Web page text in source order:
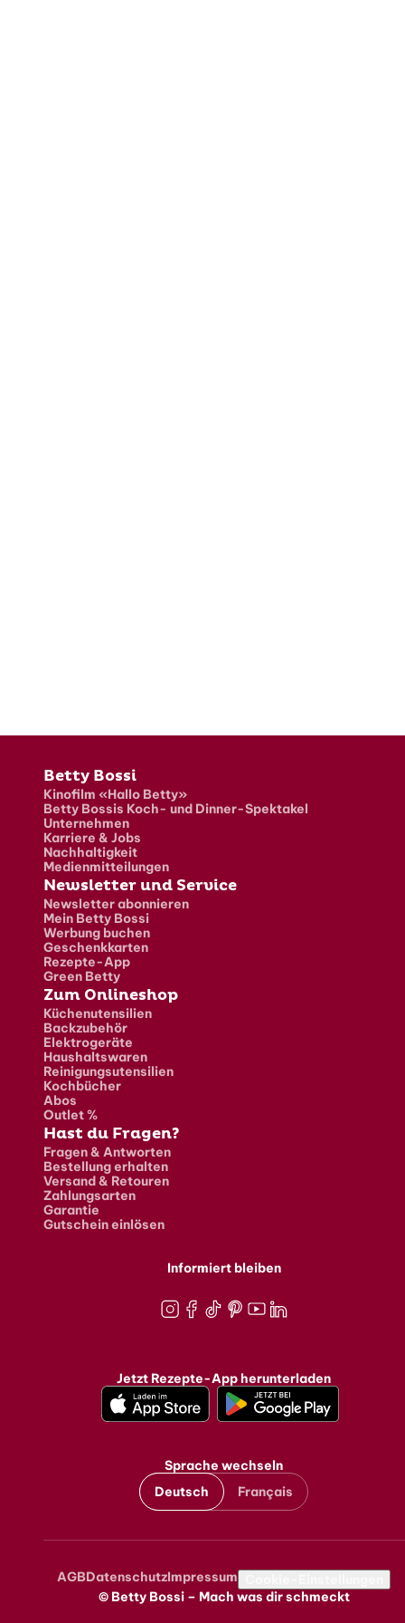
Fusszeile
Betty Bossi
Kinofilm «Hallo Betty»
Betty Bossis Koch- und Dinner-Spektakel
Unternehmen
Karriere & Jobs
Nachhaltigkeit
Medienmitteilungen
Newsletter und Service
Newsletter abonnieren
Mein Betty Bossi
Werbung buchen
Geschenkkarten
Rezepte-App
Green Betty
Zum Onlineshop
Küchenutensilien
Backzubehör
Elektrogeräte
Haushaltswaren
Reinigungsutensilien
Kochbücher
Abos
Outlet %
Hast du Fragen?
Fragen & Antworten
Bestellung erhalten
Versand & Retouren
Zahlungsarten
Garantie
Gutschein einlösen
Informiert bleiben
Jetzt Rezepte-App herunterladen
Sprache wechseln
Deutsch
Français
Metanavigation
AGBDatenschutzImpressum
© Betty Bossi – Mach was dir schmeckt